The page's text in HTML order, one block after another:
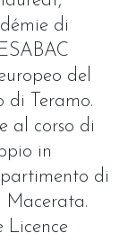
di
del
di Teramo.
al corso di
in
di
Macerata.
Licence